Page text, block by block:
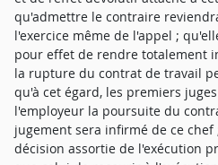
qu'admettre le contraire
l'exercice même de l'appel ;
pour effet de rendre totalement
la rupture du contrat de travail
qu'à cet égard, les premiers
l'employeur la poursuite du
jugement sera infirmé de ce
décision assortie de l'exécution